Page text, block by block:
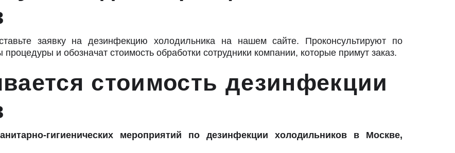
заявку на дезинфекцию холодильника на нашем сайте. Проконсультируют по
и обозначат стоимость обработки сотрудники компании, которые примут заказ.
стоимость дезинфекции
гигиенических мероприятий по дезинфекции холодильников в Москве,